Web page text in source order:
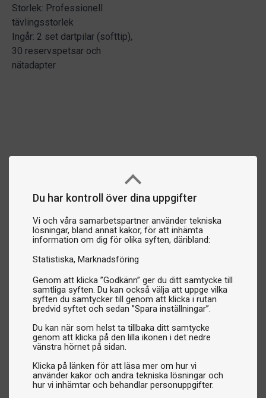
Du har kontroll över dina uppgifter
Vi och våra samarbetspartner använder tekniska
lösningar, bland annat kakor, för att inhämta
information om dig för olika syften, däribland:
Statistiska Marknadsföring
Genom att klicka ”Godkänn” ger du ditt samtycke till
samtliga syften. Du kan också välja att uppge vilka
syften du samtycker till genom att klicka i rutan
bredvid syftet och sedan ”Spara inställningar”.
Du kan när som helst ta tillbaka ditt samtycke
genom att klicka på den lilla ikonen i det nedre
vänstra hörnet på sidan.
Klicka på länken för att läsa mer om hur vi
använder kakor och andra tekniska lösningar och
Storlek: Professionell
tävlingsstorlek
Ingår: 2 set dartpilar (softtip),
30 reservspetsar och
nätadapter